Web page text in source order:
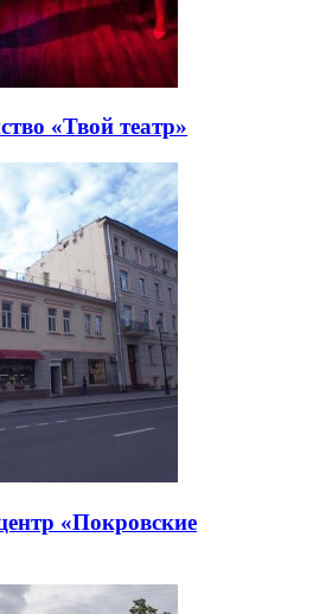
«Твой театр»
«Покровские